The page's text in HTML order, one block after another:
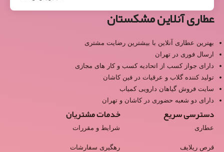
عطاری آنلاین مشکستان
بهترین عطاری آنلاین با بیشترین رضایت مشتری
ارسال فوری در تهران
دارای جواز کسب از اتحادیه کسب و کار های مجازی
تولید کننده گلاب و عرقیات در فین کاشان
سایت فروش گیاهان دارویی کمیاب
دارای دو شعبه حضوری در کاشان و تهران
دسترسی سریع
عطاری
قرص ریلایف
خدمات مشتریان
شرایط و مقررات
رهگیری سفارشات